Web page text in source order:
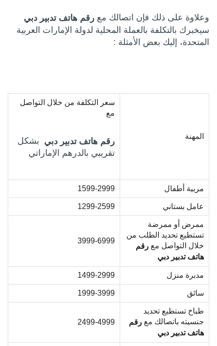
وعلاوة على ذلك فإن اتصالك مع رقم هاتف تدبير دبي
سيخبرك بالتكلفة بالعملة المحلية لدولة الإمارات العربية
المتحدة، إليك بعض الأمثلة :
المهنة
سعر التكلفة من خلال التواصل
مع
رقم هاتف تدبير دبي بشكل
تقريبي بالدرهم الإماراتي
مربية أطفال 1599-2999
عامل بستاني 1299-2599
ممرض أو ممرضة
تستطيع تحديد الطلب من
خلال التواصل مع رقم
هاتف تدبير دبي
3999-6999
مدبرة منزل 1499-2999
سائق 1999-3999
طباخ تستطيع تحديد
جنسيته باتصالك مع رقم
هاتف تدبير دبي
2499-4999